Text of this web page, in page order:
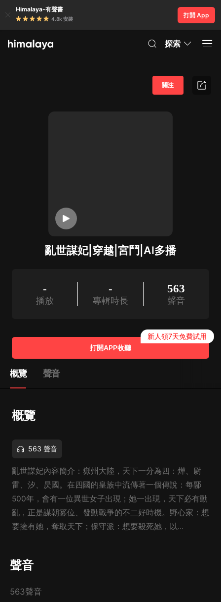
Himalaya-有聲書
4.8k 安裝
打開 App
探索
亂世謀妃|穿越|宮鬥|AI多播
關注
-
播放
-
專輯時長
563
聲音
打開APP收聽
新人領7天免費試用
概覽 聲音
概覽
563 聲音
亂世謀妃內容簡介：嶽州大陸，天下一分為四：燁、尉
雷、汐、昃國。在四國的皇族中流傳著一個傳說：每䣓
500年，會有一位異世女子出現；她一出現，天下必有動
亂，正是謀朝篡位、發動戰爭的不二好時機。野心家：想
要擁有她，奪取天下；保守派：想要殺死她，以...
聲音
563聲音